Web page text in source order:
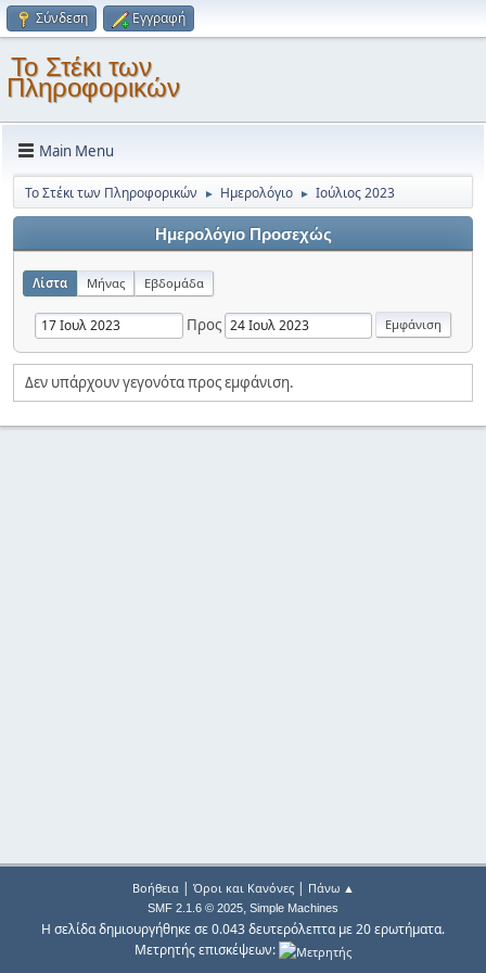
Σύνδεση Εγγραφή
Το Στέκι των
Πληροφορικών
Main Menu
Το Στέκι των Πληροφορικών ► Ημερολόγιο ► Ιούλιος 2023
Ημερολόγιο Προσεχώς
Λίστα Μήνας Εβδομάδα
Προς
Δεν υπάρχουν γεγονότα προς εμφάνιση.
Βοήθεια| Όροι και Κανόνες| Πάνω ▲
SMF 2.1.6 © 2025, Simple Machines
Η σελίδα δημιουργήθηκε σε 0.043 δευτερόλεπτα με 20 ερωτήματα.
Μετρητής επισκέψεων: